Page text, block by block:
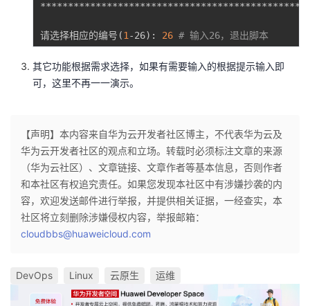
请选择相应的编号 (1-26) : 26 # 输入26，退出脚本
其它功能根据需求选择，如果有需要输入的根据提示输入即
可，这里不再一一演示。
【声明】本内容来自华为云开发者社区博主，不代表华为云及
华为云开发者社区的观点和立场。转载时必须标注文章的来源
（华为云社区）、文章链接、文章作者等基本信息，否则作者
和本社区有权追究责任。如果您发现本社区中有涉嫌抄袭的内
容，欢迎发送邮件进行举报，并提供相关证据，一经查实，本
社区将立刻删除涉嫌侵权内容，举报邮箱：
cloudbbs@huaweicloud.com
DevOps Linux 云原生 运维